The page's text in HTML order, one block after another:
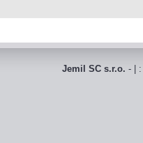
Jemil SC s.r.o. - |